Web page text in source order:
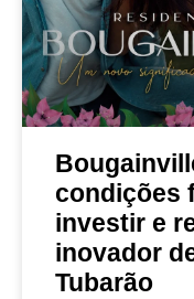
condições
investir e
inovador
Tubarão